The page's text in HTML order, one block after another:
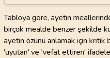
Tabloya göre, ayetin
birçok mealde benzer şekilde
ayetin özünü anlamak için kritik
'uyutan' ve 'vefat ettiren'